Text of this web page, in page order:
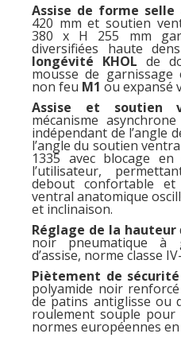
Assise de forme selle
420 mm et soutien
380 x H 255 mm
diversifiées haute
longévité KHOL de
mousse de
non feu M1 ou expansé
Assise et soutien
mécanisme
indépendant de l’angle
l’angle du soutien
1335 avec blocage
l’utilisateur,
debout confortable et
ventral anatomique
et inclinaison.
Réglage de la hauteur
noir pneumatique à
d’assise, norme classe
Piètement de
polyamide noir
de patins antiglisse ou
roulement souple
normes européennes